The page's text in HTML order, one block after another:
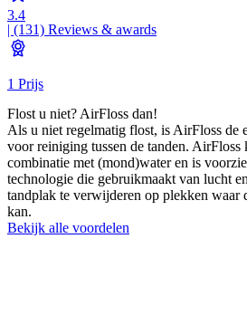
3.4
| (131) Reviews & awards
1 Prijs
Flost u niet? AirFloss dan!
Als u niet regelmatig flost, is AirFloss de
voor reiniging tussen de tanden.
combinatie met (mond)water en is
technologie die gebruikmaakt van lucht
tandplak te verwijderen op plekken waar
kan.
Bekijk alle voordelen